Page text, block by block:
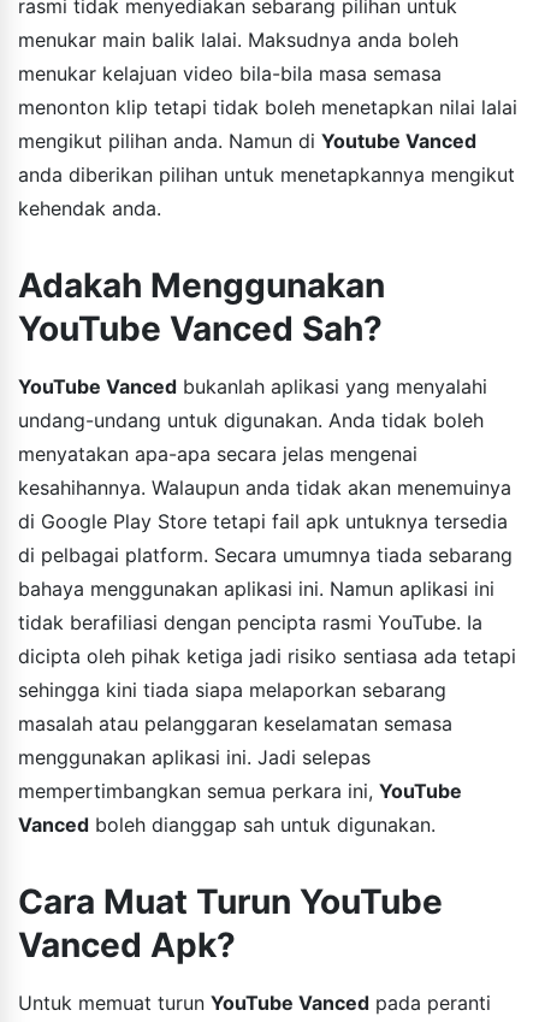
rasmi tidak menyediakan sebarang pilihan untuk
menukar main balik lalai. Maksudnya anda boleh
menukar kelajuan video bila-bila masa semasa
menonton klip tetapi tidak boleh menetapkan nilai lalai
mengikut pilihan anda. Namun di Youtube Vanced
anda diberikan pilihan untuk menetapkannya mengikut
kehendak anda.
Adakah Menggunakan
YouTube Vanced Sah?
YouTube Vanced bukanlah aplikasi yang menyalahi
undang-undang untuk digunakan. Anda tidak boleh
menyatakan apa-apa secara jelas mengenai
kesahihannya. Walaupun anda tidak akan menemuinya
di Google Play Store tetapi fail apk untuknya tersedia
di pelbagai platform. Secara umumnya tiada sebarang
bahaya menggunakan aplikasi ini. Namun aplikasi ini
tidak berafiliasi dengan pencipta rasmi YouTube. Ia
dicipta oleh pihak ketiga jadi risiko sentiasa ada tetapi
sehingga kini tiada siapa melaporkan sebarang
masalah atau pelanggaran keselamatan semasa
menggunakan aplikasi ini. Jadi selepas
mempertimbangkan semua perkara ini, YouTube
Vanced boleh dianggap sah untuk digunakan.
Cara Muat Turun YouTube
Vanced Apk?
Untuk memuat turun YouTube Vanced pada peranti